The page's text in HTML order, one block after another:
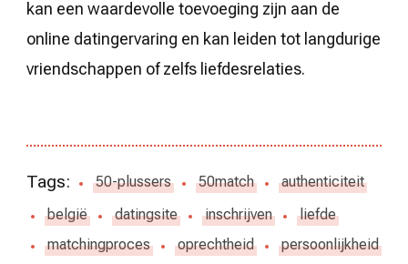
kan een waardevolle toevoeging zijn aan de
online datingervaring en kan leiden tot langdurige
vriendschappen of zelfs liefdesrelaties.
Tags: 50-plussers 50match
authenticiteit
belgië
datingsite inschrijven
liefde
matchingproces
oprechtheid
persoonlijkheid